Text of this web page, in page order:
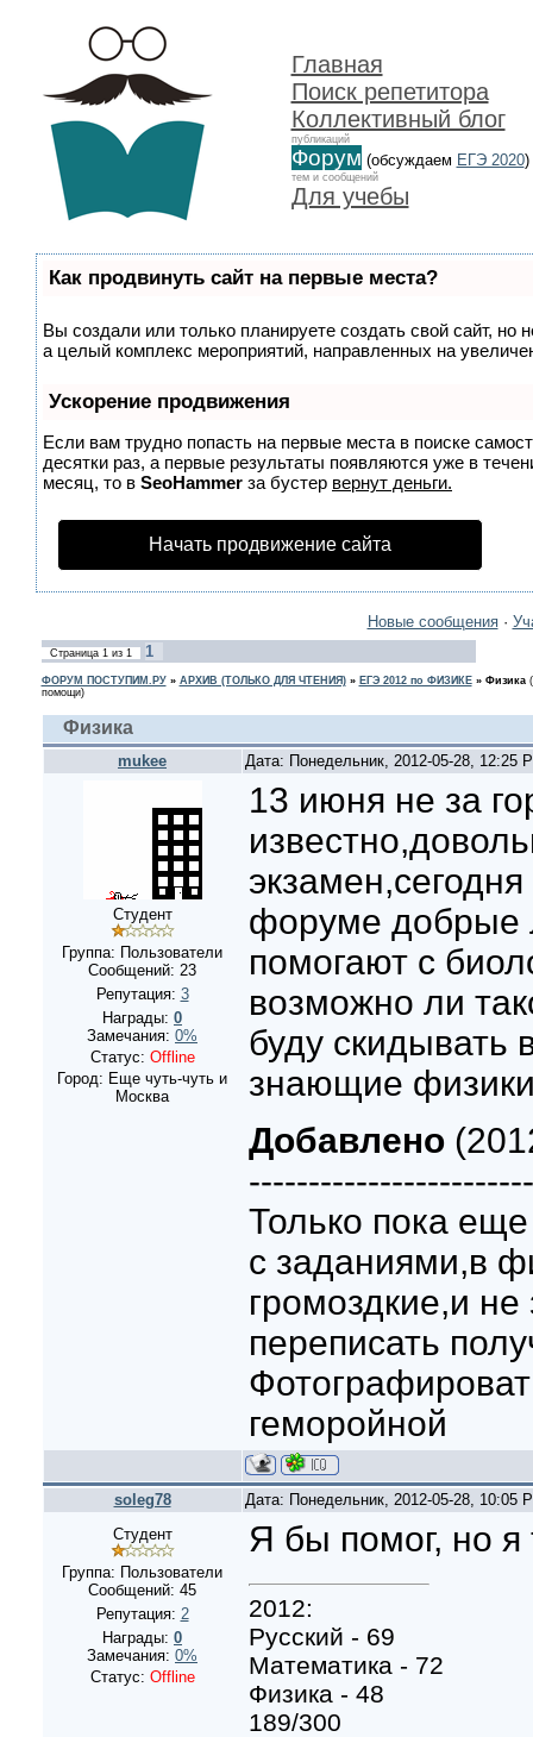
Главная
Поиск репетитора
Коллективный блог
публикаций
Форум (обсуждаем ЕГЭ 2020)
тем и сообщений
Для учебы
Как продвинуть сайт на первые места?
Вы создали или только планируете создать свой сайт, но
а целый комплекс мероприятий, направленных на
Ускорение продвижения
Если вам трудно попасть на первые места в поиске
десятки раз, а первые результаты появляются уже в
месяц, то в SeoHammer за бустер вернут деньги.
Начать продвижение сайта
Новые сообщения·
Страница 1из 1 1
ФОРУМ ПОСТУПИМ.РУ» АРХИВ (ТОЛЬКО ДЛЯ ЧТЕНИЯ)» ЕГЭ 2012 по ФИЗИКЕ» Физика
помощи)
Физика
mukee Дата: Понедельник, 2012-05-28, 12:25
Студент
Группа: Пользователи
Сообщений: 23
Репутация: 3
Награды: 0
Замечания: 0%
Статус: Offline
Город: Еще чуть-чуть и
Москва
13 июня не за
форуме добрые
помогают с
возможно ли
буду скидывать
знающие
Добавлено
Только пока
с заданиями,в
громоздкие,и
переписать
геморойной
soleg78
Дата: Понедельник, 2012-05-28, 10:05
Студент
Группа: Пользователи
Сообщений: 45
Репутация: 2
Награды: 0
Замечания: 0%
Статус: Offline
Я бы помог, но
2012:
Русский - 69
Математика - 72
Физика - 48
189/300